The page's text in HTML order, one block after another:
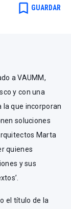
bookmark_border GUARDAR
a VAUMM,
y con una
la que incorporan
soluciones
Marta
quienes
y sus
el título de la